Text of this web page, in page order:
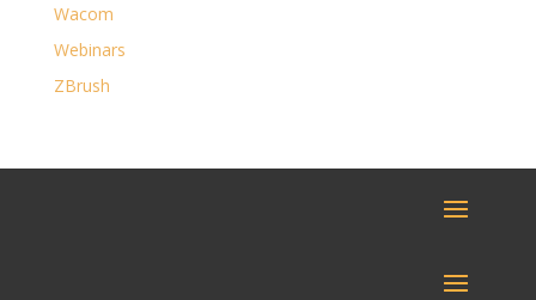
Wacom
Webinars
ZBrush